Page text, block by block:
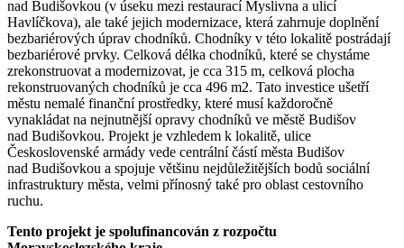
nad Budišovkou (v úseku mezi restaurací Myslivna a ulicí
Havlíčkova), ale také jejich modernizace, která zahrnuje doplnění
bezbariérových úprav chodníků. Chodníky v této lokalitě postrádají
bezbariérové prvky. Celková délka chodníků, které se chystáme
zrekonstruovat a modernizovat, je cca 315 m, celková plocha
rekonstruovaných chodníků je cca 496 m2. Tato investice ušetří
městu nemalé finanční prostředky, které musí každoročně
vynakládat na nejnutnější opravy chodníků ve městě Budišov
nad Budišovkou. Projekt je vzhledem k lokalitě, ulice
Československé armády vede centrální částí města Budišov
nad Budišovkou a spojuje většinu nejdůležitějších bodů sociální
infrastruktury města, velmi přínosný také pro oblast cestovního
ruchu.
Tento projekt je spolufinancován z rozpočtu